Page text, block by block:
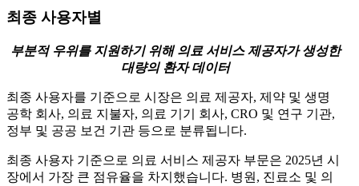
최종 사용자별
부분적 우위를 지원하기 위해 의료 서비스 제공자가 생성한
대량의 환자 데이터
최종 사용자를 기준으로 시장은 의료 제공자, 제약 및 생명
공학 회사, 의료 지불자, 의료 기기 회사, CRO 및 연구 기관,
정부 및 공공 보건 기관 등으로 분류됩니다.
최종 사용자 기준으로 의료 서비스 제공자 부문은 2025년 시
장에서 가장 큰 점유율을 차지했습니다. 병원, 진료소 및 의